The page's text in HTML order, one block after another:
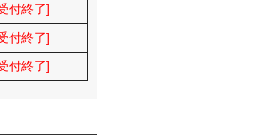
付終了]
付終了]
付終了]